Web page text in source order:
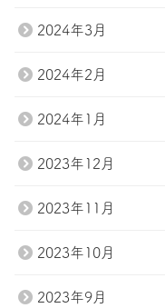
2024年3月
2024年2月
2024年1月
2023年12月
2023年11月
2023年10月
2023年9月